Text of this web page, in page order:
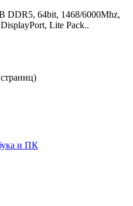
DDR5, 64bit, 1468/6000Mhz,
Lite Pack..
и ПК